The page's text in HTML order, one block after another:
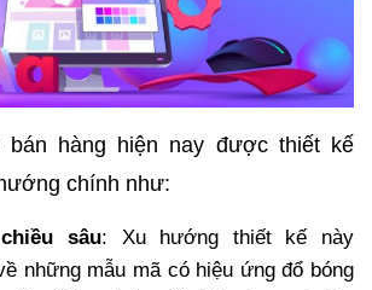
bán hàng hiện nay được thiết kế
chính như:
sâu: Xu hướng thiết kế này
những mẫu mã có hiệu ứng đổ bóng